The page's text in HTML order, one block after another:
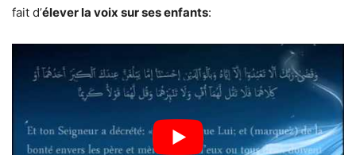
fait d’élever la voix sur ses enfants: